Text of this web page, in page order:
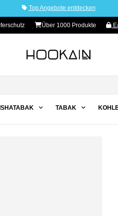
Top Angebote entdecken
Über 1000 Produkte
TABAK